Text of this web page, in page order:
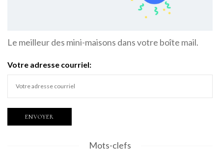
Le meilleur des mini-maisons dans votre boîte mail.
Votre adresse courriel:
Mots-clefs